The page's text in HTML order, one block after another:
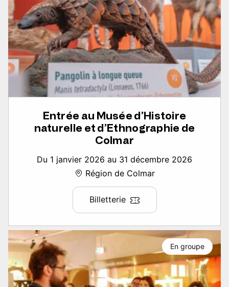
Entrée au Musée d’Histoire
naturelle et d’Ethnographie de
Colmar
Du 1 janvier 2026 au 31 décembre 2026
Région de Colmar
Billetterie
En groupe